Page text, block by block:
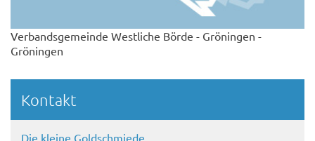
Verbandsgemeinde Westliche Börde - Gröningen -
Gröningen
Kontakt
Die kleine Goldschmiede